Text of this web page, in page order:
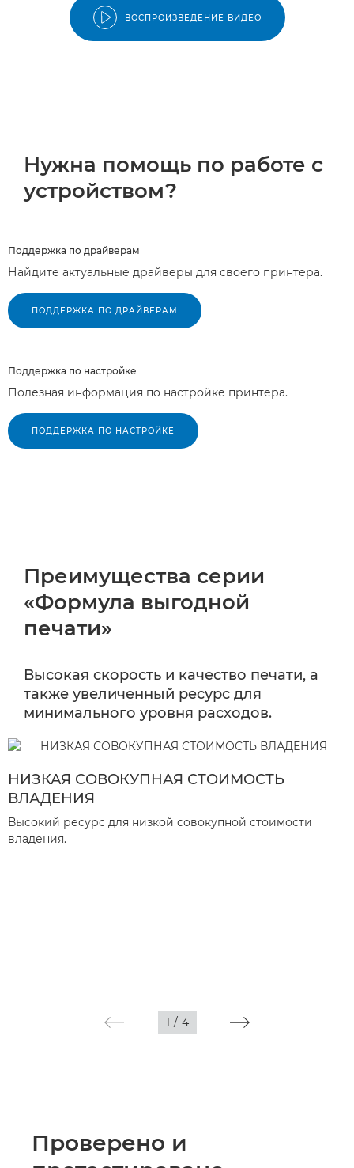
ВОСПРОИЗВЕДЕНИЕ ВИДЕО
Нужна помощь по работе с
устройством?
Поддержка по драйверам
Найдите актуальные драйверы для своего принтера.
ПОДДЕРЖКА ПО ДРАЙВЕРАМ
Поддержка по настройке
Полезная информация по настройке принтера.
ПОДДЕРЖКА ПО НАСТРОЙКЕ
Преимущества серии
«Формула выгодной
печати»
Высокая скорость и качество печати, а
также увеличенный ресурс для
минимального уровня расходов.
НИЗКАЯ СОВОКУПНАЯ СТОИМОСТЬ
ВЛАДЕНИЯ
Высокий ресурс для низкой совокупной стоимости
владения.
1 / 4
Проверено и